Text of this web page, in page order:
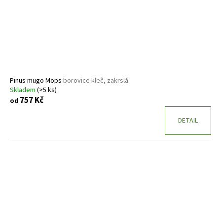
Pinus mugo Mops borovice kleč, zakrslá
Skladem (>5 ks)
od 757 Kč
DETAIL